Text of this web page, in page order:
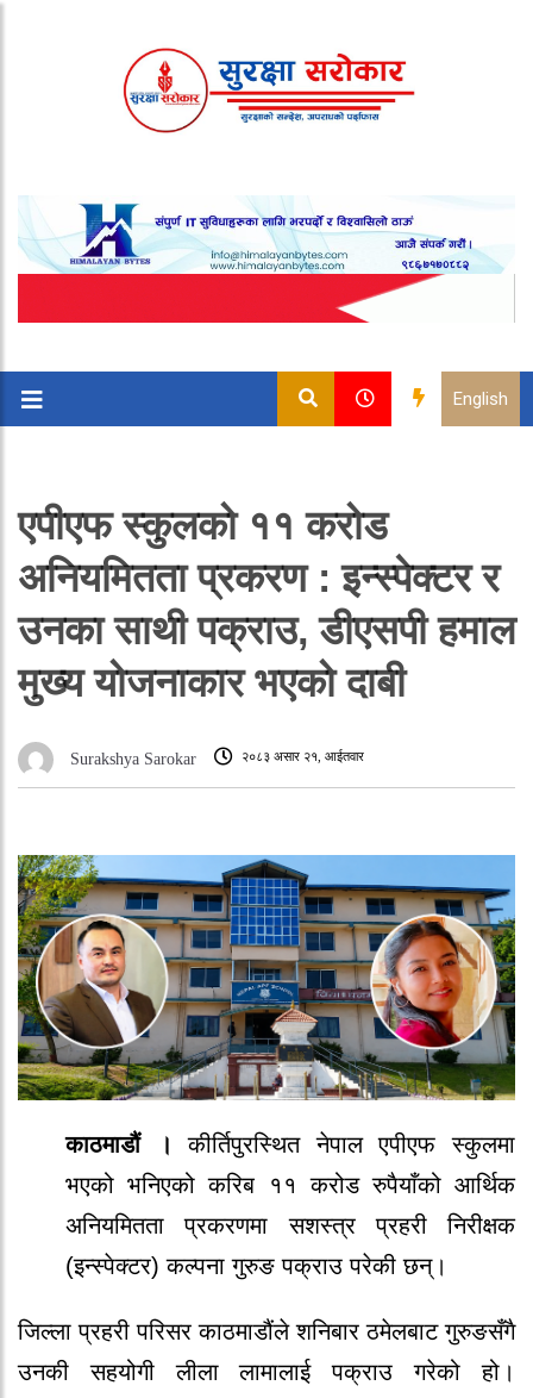
English
एपीएफ स्कुलको ११ करोड
अनियमितता प्रकरण : इन्स्पेक्टर र
उनका साथी पक्राउ, डीएसपी हमाल
मुख्य योजनाकार भएको दाबी
Surakshya Sarokar २०८३ असार २१, आईतवार
काठमाडौं ।
कीर्तिपुरस्थित नेपाल एपीएफ स्कुलमा
भएको भनिएको करिब ११ करोड रुपैयाँको आर्थिक
अनियमितता प्रकरणमा सशस्त्र प्रहरी निरीक्षक
(इन्स्पेक्टर) कल्पना गुरुङ पक्राउ परेकी छन्।
जिल्ला प्रहरी परिसर काठमाडौंले शनिबार ठमेलबाट गुरुङसँगै
उनकी सहयोगी लीला लामालाई पक्राउ गरेको हो।